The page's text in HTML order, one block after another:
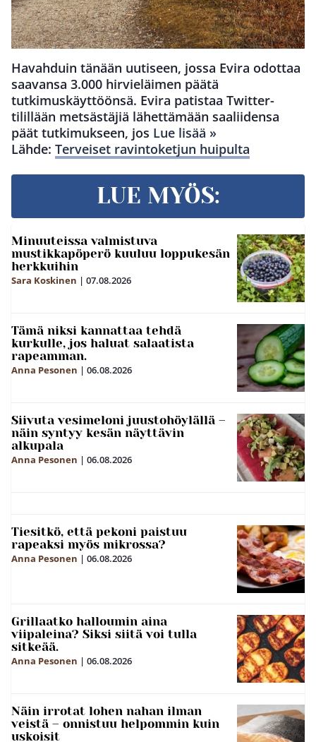
Havahduin tänään uutiseen, jossa Evira odottaa
saavansa 3.000 hirvieläimen päätä
tutkimuskäyttöönsä. Evira patistaa Twitter-
tilillään metsästäjiä lähettämään saaliidensa
päät tutkimukseen, jos Lue lisää »
Lähde: Terveiset ravintoketjun huipulta
LUE MYÖS:
Minuuteissa valmistuva
mustikkapöperö kuuluu loppukesän
herkkuihin
Sara Koskinen | 07.08.2026
Tämä niksi kannattaa tehdä
kurkulle, jos haluat salaatista
rapeamman.
Anna Pesonen | 06.08.2026
Siivuta vesimeloni juustohöylällä –
näin syntyy kesän näyttävin
alkupala
Anna Pesonen | 06.08.2026
Tiesitkö, että pekoni paistuu
rapeaksi myös mikrossa?
Anna Pesonen | 06.08.2026
Grillaatko halloumin aina
viipaleina? Siksi siitä voi tulla
sitkeää.
Anna Pesonen | 06.08.2026
Näin irrotat lohen nahan ilman
veistä – onnistuu helpommin kuin
uskoisit